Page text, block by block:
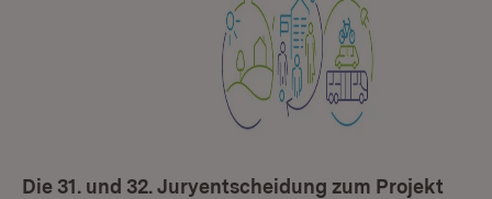
Die 31. und 32. Juryentscheidung zum Projekt